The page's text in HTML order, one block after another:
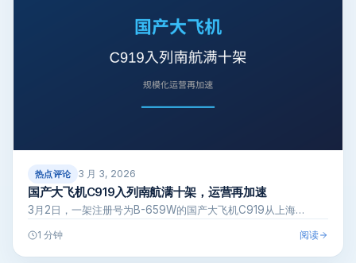
热点评论 3 月 3, 2026
国产大飞机C919入列南航满十架，运营再加速
3月2日，一架注册号为B-659W的国产大飞机C919从上海…
1 分钟 阅读